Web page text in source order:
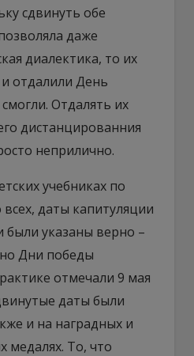
сдвинуть обе
даже
диалектика, то их
отдалили День
Отдалять их
дистанцированния
неприлично.
учебниках по
даты капитуляции
указаны верно –
но Дни победы
отмечали 9 мая
даты были
и на наградных и
медалях. То, что